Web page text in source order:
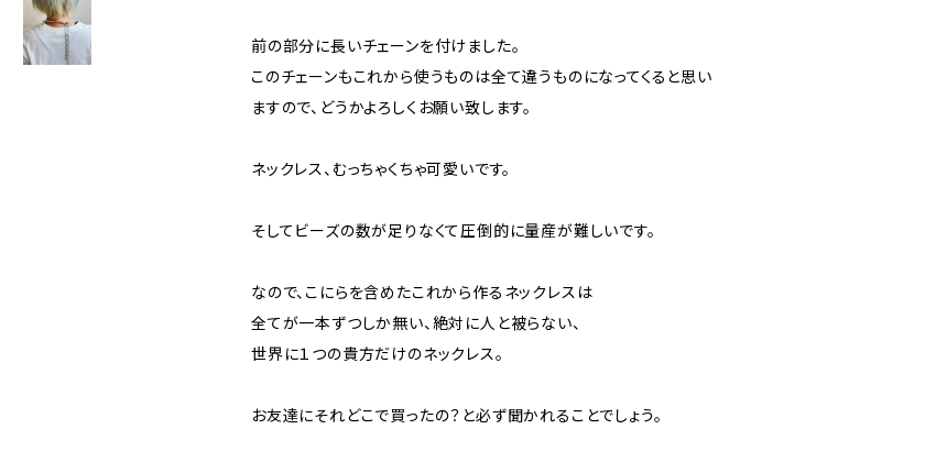
前の部分に長いチェーンを付けました。
このチェーンもこれから使うものは全て違うものになってくると思い
ますので、どうかよろしくお願い致します。
ネックレス、むっちゃくちゃ可愛いです。
そしてビーズの数が足りなくて圧倒的に量産が難しいです。
なので、こにらを含めたこれから作るネックレスは
全てが一本ずつしか無い、絶対に人と被らない、
世界に１つの貴方だけのネックレス。
お友達にそれどこで買ったの？と必ず聞かれることでしょう。